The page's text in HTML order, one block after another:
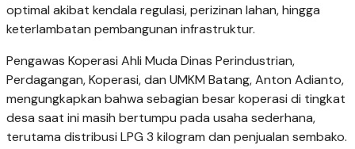
optimal akibat kendala regulasi, perizinan lahan, hingga
keterlambatan pembangunan infrastruktur.
Pengawas Koperasi Ahli Muda Dinas Perindustrian,
Perdagangan, Koperasi, dan UMKM Batang, Anton Adianto,
mengungkapkan bahwa sebagian besar koperasi di tingkat
desa saat ini masih bertumpu pada usaha sederhana,
terutama distribusi LPG 3 kilogram dan penjualan sembako.